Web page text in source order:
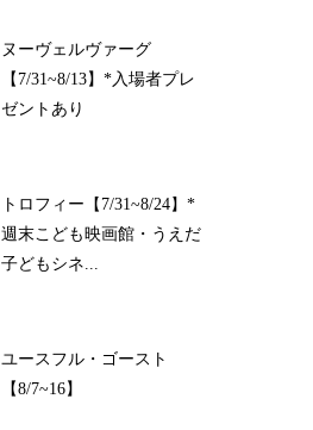
ヌーヴェルヴァーグ
【7/31~8/13】*入場者プレ
ゼントあり
トロフィー【7/31~8/24】*
週末こども映画館・うえだ
子どもシネ...
ユースフル・ゴースト
【8/7~16】